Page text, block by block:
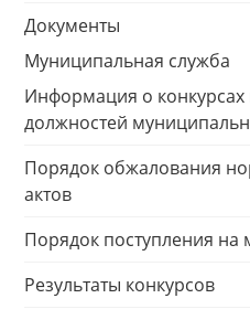
Документы
Муниципальная служба
Информация о
должностей
Порядок обжалования
актов
Порядок поступления
Результаты конкурсов